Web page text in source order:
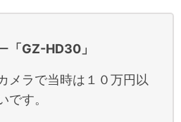
「GZ-HD30」
メラで当時は１０万円以
です。